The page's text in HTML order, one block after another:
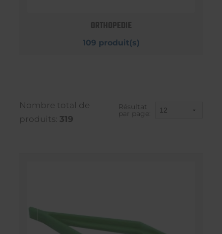
ORTHOPEDIE
109 produit(s)
Nombre total de
produits: 319
Résultat
par page: